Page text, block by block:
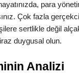
para
Çok fazla
sertlikle değil
duygusal olun.
Analizi